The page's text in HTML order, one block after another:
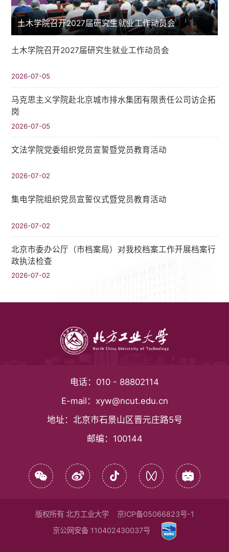
土木学院召开2027届研究生就业工作动员会
土木学院召开2027届研究生就业工作动员会
2026-07-05
马克思主义学院赴北京城市排水集团有限责任公司访企拓
岗
2026-07-05
文法学院党委组织党员宣誓暨党员教育活动
2026-07-02
集电学院组织党员宣誓仪式暨党员教育活动
2026-07-02
北京市委办公厅（市档案局）对我校档案工作开展档案行
政执法检查
2026-07-02
电话： 010 - 88802114
E-mail： xyw@ncut.edu.cn
地址： 北京市石景山区晋元庄路5号
邮编： 100144
版权所有 北方工业大学
京ICP备05066823号-1
京公网安备 110402430037号